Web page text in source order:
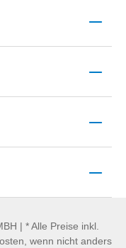
| * Alle Preise inkl.
wenn nicht anders